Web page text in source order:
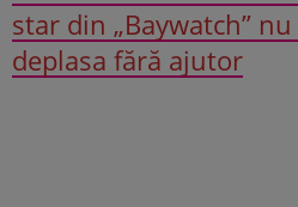
star din „Baywatch”
deplasa fără ajutor